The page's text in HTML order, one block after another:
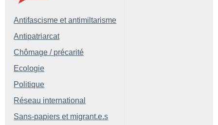
Antifascisme et antimiltarisme
Antipatriarcat
Chômage / précarité
Ecologie
Politique
Réseau international
Sans-papiers et migrant.e.s